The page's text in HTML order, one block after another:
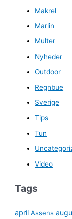
Makrel
Marlin
Multer
Nyheder
Outdoor
Regnbue
Sverige
Tips
Tun
Video
Tags
april Assens